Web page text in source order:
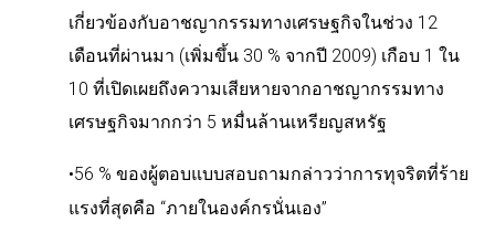
เกี่ยวข้องกับอาชญากรรมทางเศรษฐกิจในช่วง 12
เดือนที่ผ่านมา (เพิ่มขึ้น 30 % จากปี 2009) เกือบ 1ใน
10ที่เปิดเผยถึงความเสียหายจากอาชญากรรมทาง
เศรษฐกิจมากกว่า 5หมื่นล้านเหรียญสหรัฐ
•56 %ของผู้ตอบแบบสอบถามกล่าวว่าการทุจริตที่ร้าย
แรงที่สุดคือ “ภายในองค์กรนั่นเอง”